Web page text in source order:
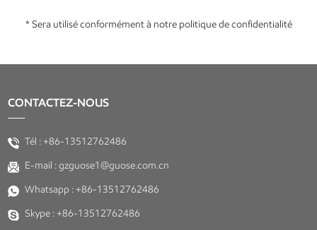
* Sera utilisé conformément à notre politique de confidentialité
CONTACTEZ-NOUS
Tél :+86-13512762486
E-mail :gzguose1@guose.com.cn
Whatsapp :+86-13512762486
Skype :+86-13512762486